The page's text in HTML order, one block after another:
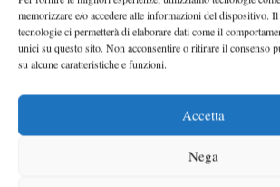
memorizzare e/o accedere alle informazioni del dispositivo. Il
tecnologie ci permetterà di elaborare dati come il
unici su questo sito. Non acconsentire o ritirare il consenso
su alcune caratteristiche e funzioni.
Accetta
Nega
Porsche Cayenne 2011 ancora foto